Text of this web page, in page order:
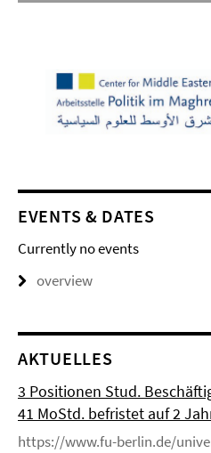
EVENTS & DATES
Currently no events
overview
AKTUELLES
3 Positionen Stud.
41 MoStd. befristet auf 2
https://www.fu-berlin.de/